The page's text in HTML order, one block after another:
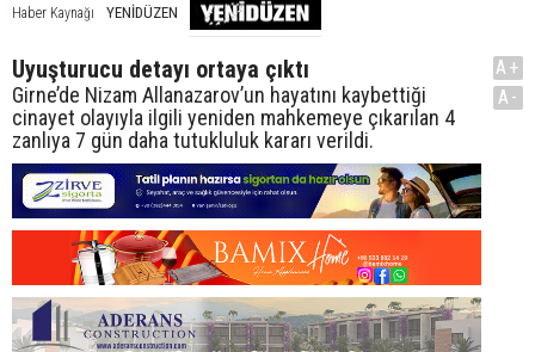
Haber Kaynağı YENİDÜZEN
Uyuşturucu detayı ortaya çıktı
Girne’de Nizam Allanazarov’un hayatını kaybettiği
cinayet olayıyla ilgili yeniden mahkemeye çıkarılan 4
zanlıya 7 gün daha tutukluluk kararı verildi.
A+
A-